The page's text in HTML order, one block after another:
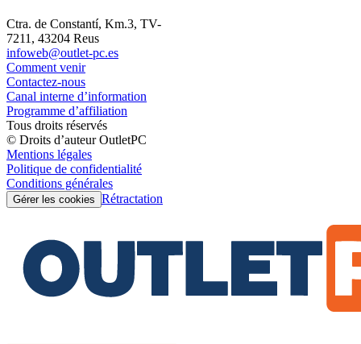
Ctra. de Constantí, Km.3, TV-
7211, 43204 Reus
infoweb@outlet-pc.es
Comment venir
Contactez-nous
Canal interne d’information
Programme d’affiliation
Tous droits réservés
© Droits d’auteur OutletPC
Mentions légales
Politique de confidentialité
Conditions générales
Gérer les cookies Rétractation